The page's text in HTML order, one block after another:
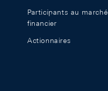
Participants au marché
financier
Actionnaires